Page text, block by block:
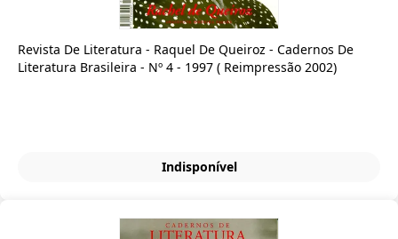
Revista De Literatura - Raquel De Queiroz - Cadernos De
Literatura Brasileira - Nº 4 - 1997 ( Reimpressão 2002)
Indisponível